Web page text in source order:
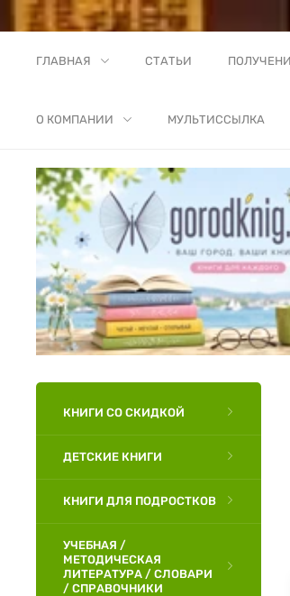
ГЛАВНАЯ СТАТЬИ
О КОМПАНИИ МУЛЬТИССЫЛКА
КНИГИ СО СКИДКОЙ
ДЕТСКИЕ КНИГИ
КНИГИ ДЛЯ ПОДРОСТКОВ
УЧЕБНАЯ /
МЕТОДИЧЕСКАЯ
ЛИТЕРАТУРА / СЛОВАРИ
/ СПРАВОЧНИКИ